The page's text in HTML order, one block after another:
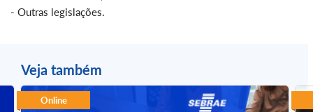
- Outras legislações.
Veja também
Online